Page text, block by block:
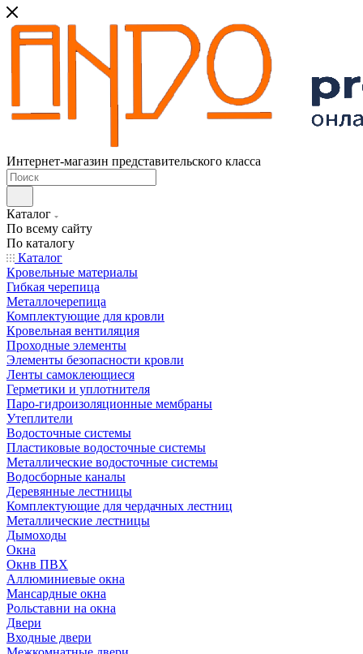
Интернет-магазин представительского класса
Каталог
По всему сайту
По каталогу
Каталог
Кровельные материалы
Гибкая черепица
Металлочерепица
Комплектующие для кровли
Кровельная вентиляция
Проходные элементы
Элементы безопасности кровли
Ленты самоклеющиеся
Герметики и уплотнителя
Паро-гидроизоляционные мембраны
Утеплители
Водосточные системы
Пластиковые водосточные системы
Металлические водосточные системы
Водосборные каналы
Деревянные лестницы
Комплектующие для чердачных лестниц
Металлические лестницы
Дымоходы
Окна
Окнв ПВХ
Аллюминиевые окна
Мансардные окна
Рольставни на окна
Двери
Входные двери